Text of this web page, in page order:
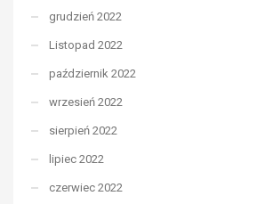
grudzień 2022
Listopad 2022
październik 2022
wrzesień 2022
sierpień 2022
lipiec 2022
czerwiec 2022